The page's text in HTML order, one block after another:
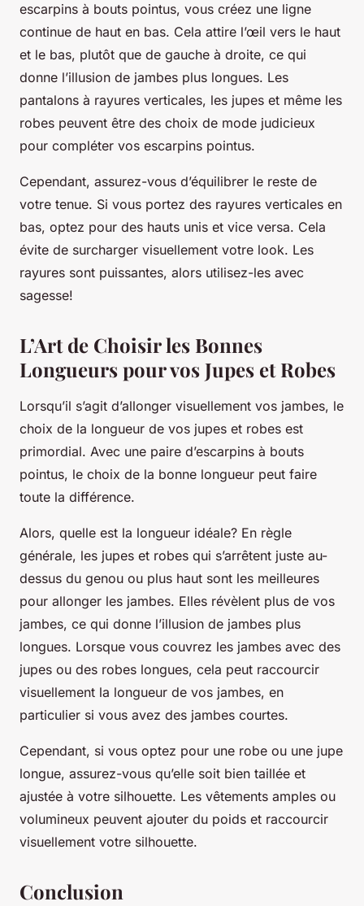
escarpins à bouts pointus, vous créez une ligne
continue de haut en bas. Cela attire l’œil vers le haut
et le bas, plutôt que de gauche à droite, ce qui
donne l’illusion de jambes plus longues. Les
pantalons à rayures verticales, les jupes et même les
robes peuvent être des choix de mode judicieux
pour compléter vos escarpins pointus.
Cependant, assurez-vous d’équilibrer le reste de
votre tenue. Si vous portez des rayures verticales en
bas, optez pour des hauts unis et vice versa. Cela
évite de surcharger visuellement votre look. Les
rayures sont puissantes, alors utilisez-les avec
sagesse!
L’Art de Choisir les Bonnes
Longueurs pour vos Jupes et Robes
Lorsqu’il s’agit d’allonger visuellement vos jambes, le
choix de la longueur de vos jupes et robes est
primordial. Avec une paire d’escarpins à bouts
pointus, le choix de la bonne longueur peut faire
toute la différence.
Alors, quelle est la longueur idéale? En règle
générale, les jupes et robes qui s’arrêtent juste au-
dessus du genou ou plus haut sont les meilleures
pour allonger les jambes. Elles révèlent plus de vos
jambes, ce qui donne l’illusion de jambes plus
longues. Lorsque vous couvrez les jambes avec des
jupes ou des robes longues, cela peut raccourcir
visuellement la longueur de vos jambes, en
particulier si vous avez des jambes courtes.
Cependant, si vous optez pour une robe ou une jupe
longue, assurez-vous qu’elle soit bien taillée et
ajustée à votre silhouette. Les vêtements amples ou
volumineux peuvent ajouter du poids et raccourcir
visuellement votre silhouette.
Conclusion